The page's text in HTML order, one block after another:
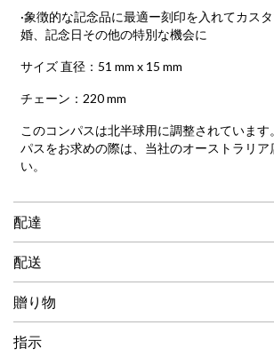
·象徴的な記念品に最適ー刻印を入れてカス
婚、記念日その他の特別な機会に
サイズ 直径：51 mm x 15 mm
チェーン：220 mm
このコンパスは北半球用に調整されています
パスをお求めの際は、 当社のオーストラリア
い。
配達
配送
贈り物
指示